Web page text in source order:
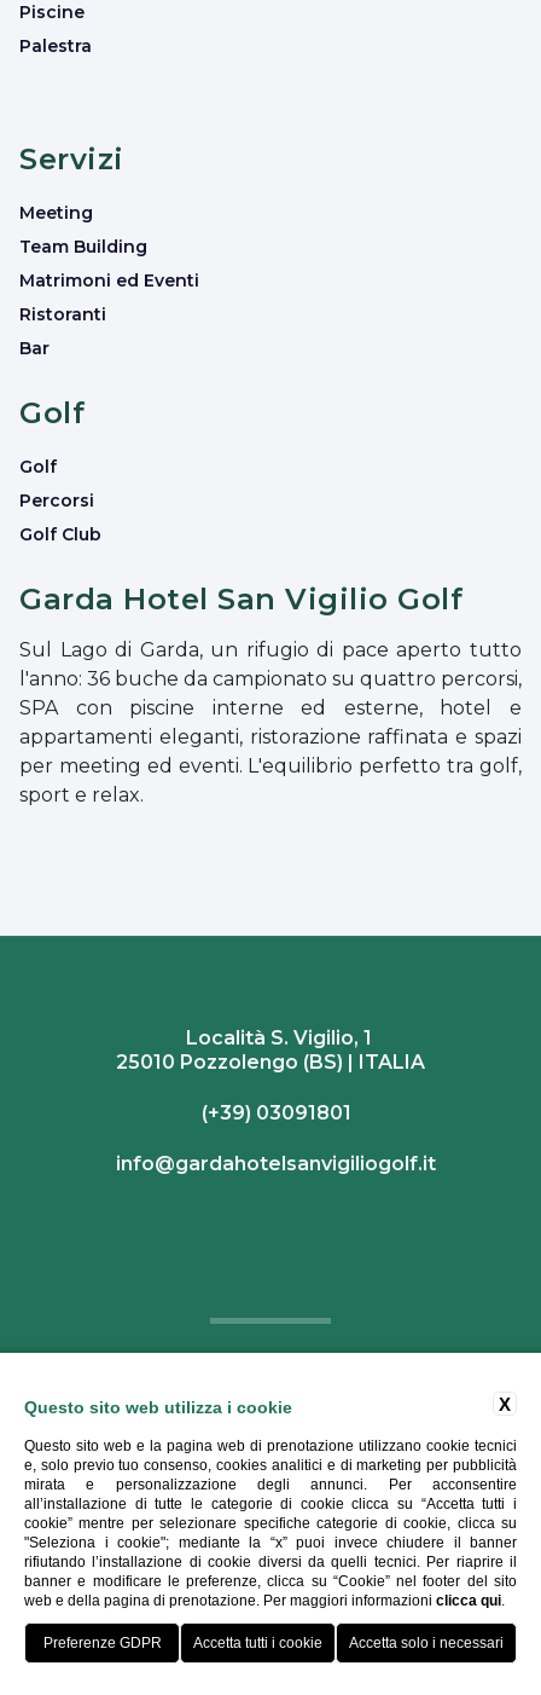
Piscine
Palestra
Servizi
Meeting
Team Building
Matrimoni ed Eventi
Ristoranti
Bar
Golf
Golf
Percorsi
Golf Club
Garda Hotel San Vigilio Golf
Sul Lago di Garda, un rifugio di pace aperto tutto
l'anno: 36 buche da campionato su quattro percorsi,
SPA con piscine interne ed esterne, hotel e
appartamenti eleganti, ristorazione raffinata e spazi
per meeting ed eventi. L'equilibrio perfetto tra golf,
sport e relax.
Località S. Vigilio, 1
25010 Pozzolengo (BS) | ITALIA
(+39) 03091801
info@gardahotelsanvigiliogolf.it
Copyright ©2026 - Garda Hotel San Vigilio Golf - Tutti i diritti
riservati
P.IVA 02559330986
Credits| Tags|Privacy |Cookie |Stats
X
Questo sito web utilizza i cookie
Questo sito web e la pagina web di prenotazione utilizzano cookie tecnici
e, solo previo tuo consenso, cookies analitici e di marketing per pubblicità
mirata e personalizzazione degli annunci. Per acconsentire
all’installazione di tutte le categorie di cookie clicca su “Accetta tutti i
cookie” mentre per selezionare specifiche categorie di cookie, clicca su
"Seleziona i cookie"; mediante la “x” puoi invece chiudere il banner
rifiutando l’installazione di cookie diversi da quelli tecnici. Per riaprire il
banner e modificare le preferenze, clicca su “Cookie” nel footer del sito
web e della pagina di prenotazione. Per maggiori informazioni clicca qui.